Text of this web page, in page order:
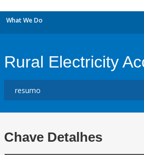
What We Do
Rural Electricity
Chave Detalhes